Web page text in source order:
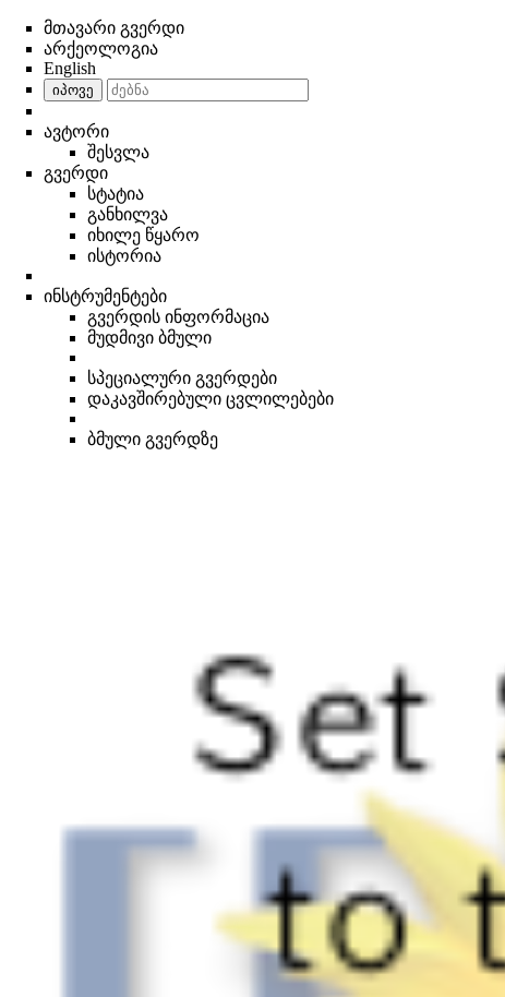
მთავარი გვერდი
არქეოლოგია
English
იპოვე
ავტორი
შესვლა
გვერდი
სტატია
განხილვა
იხილე წყარო
ისტორია
ინსტრუმენტები
გვერდის ინფორმაცია
მუდმივი ბმული
სპეციალური გვერდები
დაკავშირებული ცვლილებები
ბმული გვერდზე